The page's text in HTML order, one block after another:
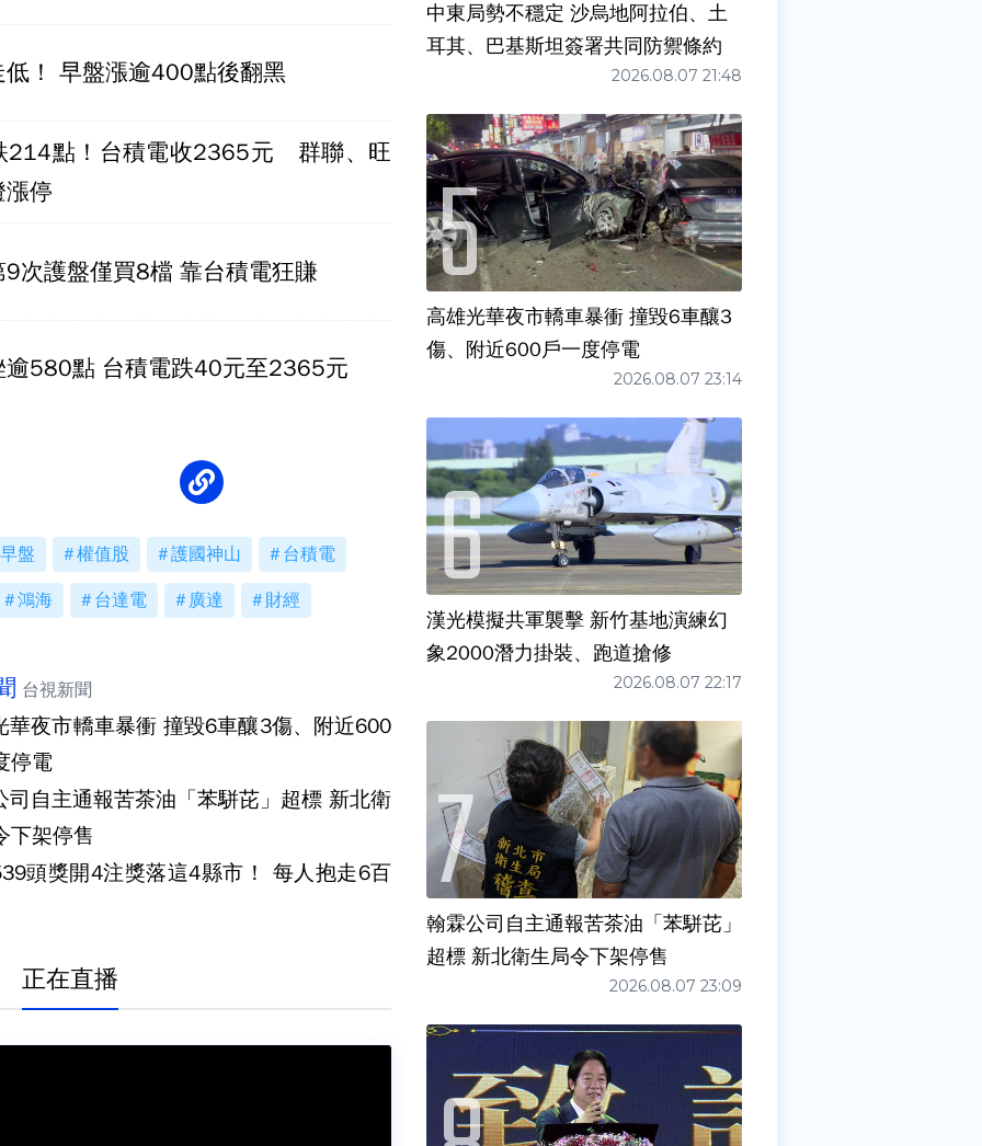
低！ 早盤漲逾400點後翻黑
214點！台積電收2365元 群聯、旺
漲停
次護盤僅買8檔 靠台積電狂賺
逾580點 台積電跌40元至2365元
早盤 權值股 護國神山 台積電
鴻海 台達電 廣達 財經
台視新聞
華夜市轎車暴衝 撞毀6車釀3傷、附近600
停電
司自主通報苦茶油「苯駢芘」超標 新北衛
下架停售
頭獎開4注獎落這4縣市！ 每人抱走6百
正在直播
中東局勢不穩定 沙烏地阿拉伯、土
耳其、巴基斯坦簽署共同防禦條約
2026.08.07 21:48
高雄光華夜市轎車暴衝 撞毀6車釀3
傷、附近600戶一度停電
2026.08.07 23:14
漢光模擬共軍襲擊 新竹基地演練幻
象2000潛力掛裝、跑道搶修
2026.08.07 22:17
翰霖公司自主通報苦茶油「苯駢芘」
超標 新北衛生局令下架停售
2026.08.07 23:09